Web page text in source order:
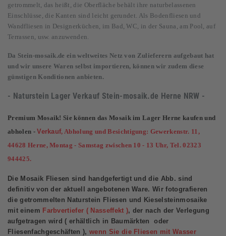
getrommelt, das heißt, die Oberfläche behält ihre naturbelassenen
Einschlüsse, die Kanten sind leicht gerundet. Als Bodenfliesen und
Wandfliesen in Designerküchen, im Bad, WC, in der Sauna, am Pool, auf
Terrassen, usw. anzuwenden.
Da Stein-mosaik.de ein weltweites Netz von Zulieferern aufgebaut hat
und wir unsere Waren selbst importieren, können wir zudem diese
günstigen Konditionen anbieten.
- Naturstein Lager Verkauf Stein-mosaik.de Herne NRW -
Premium Mosaik! Sie können das Mosaik im Lager Herne kaufen und
abholen - Verkauf, Abholung und Besichtigung: Gewerkenstr. 11,
44628 Herne, Montag - Samstag zwischen 10 - 13 Uhr, Tel. 02323
944425.
Die Mosaik Fliesen sind handgefertigt und die Abb. sind
definitiv von der aktuell angebotenen Ware. Wir fotografieren
die getrommelten Naturstein Fliesen und Kieselsteinmosaike
mit einem Farbvertiefer ( Nasseffekt ), der nach der Verlegung
aufgetragen wird ( erhältlich in Baumärkten oder
Fliesenfachgeschäften ),wenn Sie die Fliesen mit Wasser